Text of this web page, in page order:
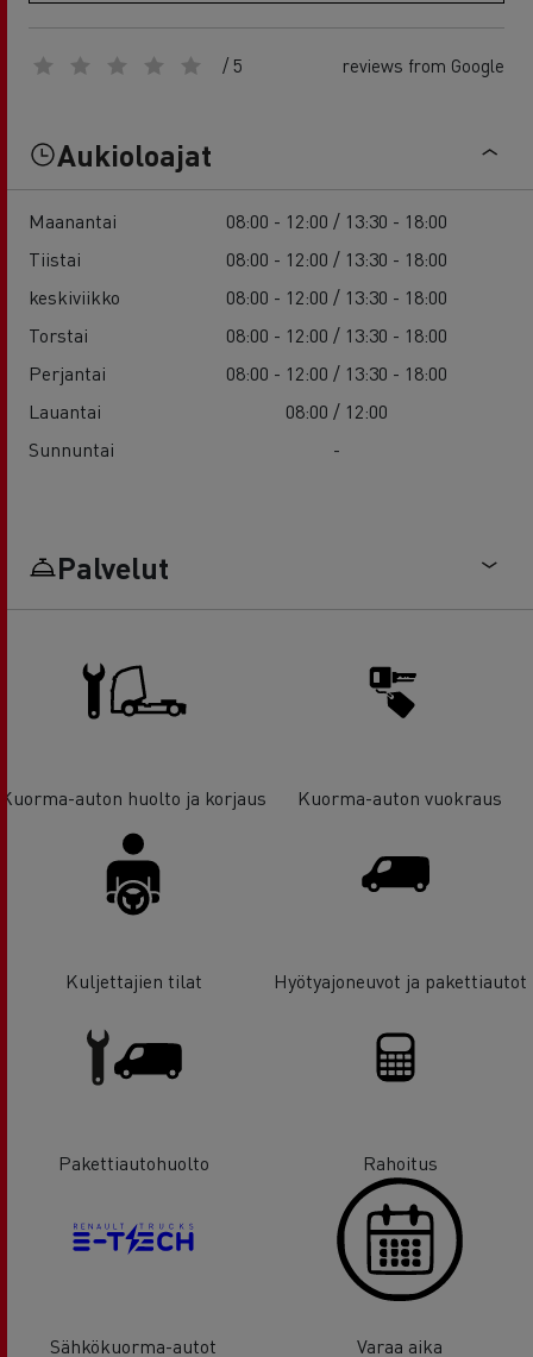
/ 5 reviews from Google
Aukioloajat
Maanantai
08:00 - 12:00 / 13:30 - 18:00
Tiistai
08:00 - 12:00 / 13:30 - 18:00
keskiviikko
08:00 - 12:00 / 13:30 - 18:00
Torstai
08:00 - 12:00 / 13:30 - 18:00
Perjantai
08:00 - 12:00 / 13:30 - 18:00
Lauantai
08:00 / 12:00
Sunnuntai
-
Palvelut
Kuorma-auton huolto ja korjaus Kuorma-auton vuokraus
Kuljettajien tilat Hyötyajoneuvot ja pakettiautot
Pakettiautohuolto Rahoitus
Sähkökuorma-autot Varaa aika